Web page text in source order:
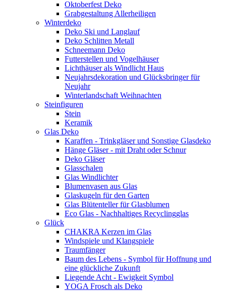
Oktoberfest Deko
Grabgestaltung Allerheiligen
Winterdeko
Deko Ski und Langlauf
Deko Schlitten Metall
Schneemann Deko
Futterstellen und Vogelhäuser
Lichthäuser als Windlicht Haus
Neujahrsdekoration und Glücksbringer für
Neujahr
Winterlandschaft Weihnachten
Steinfiguren
Stein
Keramik
Glas Deko
Karaffen - Trinkgläser und Sonstige Glasdeko
Hänge Gläser - mit Draht oder Schnur
Deko Gläser
Glasschalen
Glas Windlichter
Blumenvasen aus Glas
Glaskugeln für den Garten
Glas Blütenteller für Glasblumen
Eco Glas - Nachhaltiges Recyclingglas
Glück
CHAKRA Kerzen im Glas
Windspiele und Klangspiele
Traumfänger
Baum des Lebens - Symbol für Hoffnung und
eine glückliche Zukunft
Liegende Acht - Ewigkeit Symbol
YOGA Frosch als Deko